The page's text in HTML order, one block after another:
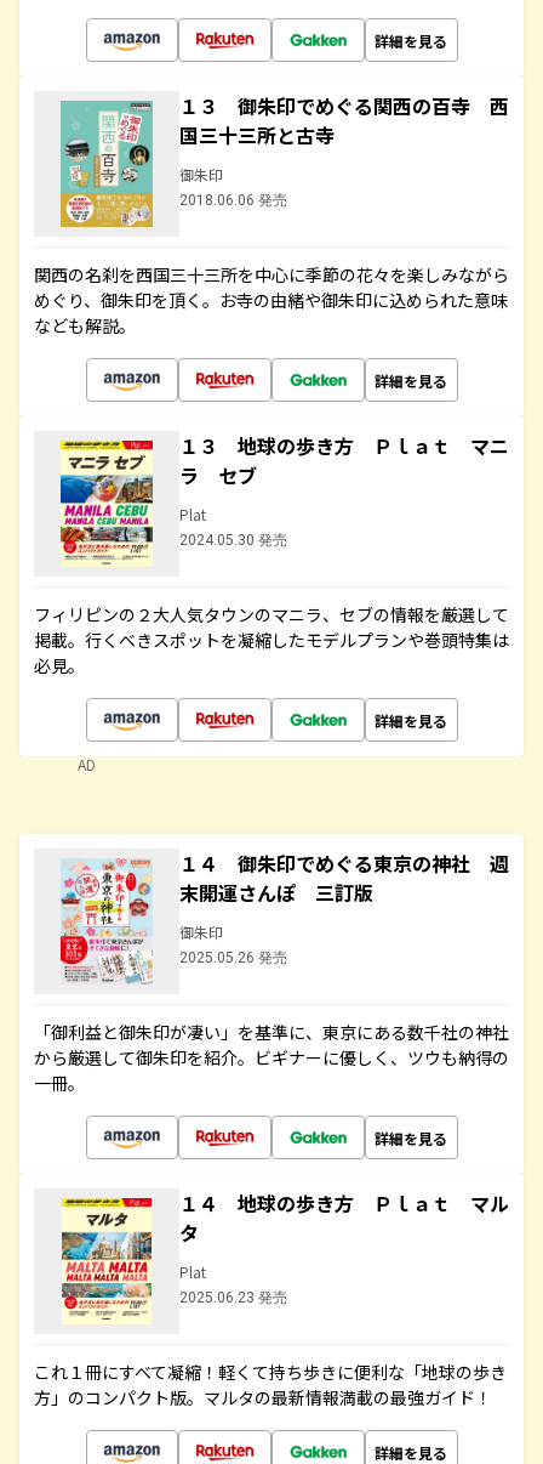
詳細を見る
１３ 御朱印でめぐる関西の百寺 西
国三十三所と古寺
御朱印
2018.06.06 発売
関西の名刹を西国三十三所を中心に季節の花々を楽しみながら
めぐり、御朱印を頂く。お寺の由緒や御朱印に込められた意味
なども解説。
詳細を見る
１３ 地球の歩き方 Ｐｌａｔ マニ
ラ セブ
Plat
2024.05.30 発売
フィリピンの２大人気タウンのマニラ、セブの情報を厳選して
掲載。行くべきスポットを凝縮したモデルプランや巻頭特集は
必見。
詳細を見る
AD
１４ 御朱印でめぐる東京の神社 週
末開運さんぽ 三訂版
御朱印
2025.05.26 発売
「御利益と御朱印が凄い」を基準に、東京にある数千社の神社
から厳選して御朱印を紹介。ビギナーに優しく、ツウも納得の
一冊。
詳細を見る
１４ 地球の歩き方 Ｐｌａｔ マル
タ
Plat
2025.06.23 発売
これ１冊にすべて凝縮！軽くて持ち歩きに便利な「地球の歩き
方」のコンパクト版。マルタの最新情報満載の最強ガイド！
詳細を見る